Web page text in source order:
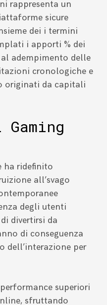
rappresenta un
sicure
dei i termini
i apporti % dei
adempimento delle
cronologiche e
originati da capitali
ha ridefinito
all’svago
degli utenti
divertirsi da
di conseguenza
dell’interazione per
superiori
sfruttando